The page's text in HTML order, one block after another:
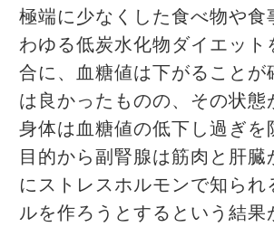
極端に少なくした食べ物や食
わゆる低炭水化物ダイエット
合に、血糖値は下がることが
は良かったものの、その状態
身体は血糖値の低下し過ぎを
目的から副腎腺は筋肉と肝臓
にストレスホルモンで知られ
ルを作ろうとするという結果